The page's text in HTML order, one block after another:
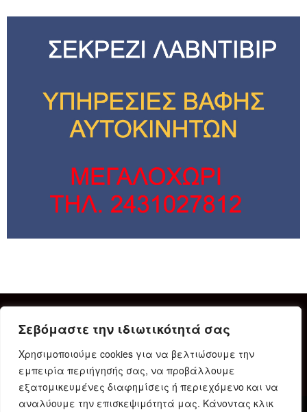
Σεβόμαστε την ιδιωτικότητά σας
Χρησιμοποιούμε cookies για να βελτιώσουμε την
εμπειρία περιήγησής σας, να προβάλλουμε
εξατομικευμένες διαφημίσεις ή περιεχόμενο και να
αναλύουμε την επισκεψιμότητά μας. Κάνοντας κλικ